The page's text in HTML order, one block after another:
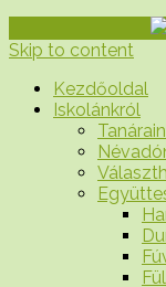
Skip to content
Kezdőoldal
Iskolánkról